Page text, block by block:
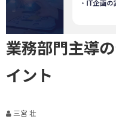
業務部門主導
イント
三宮 壮